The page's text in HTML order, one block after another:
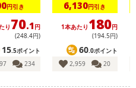
、凍らせるとシャリシャリ食感の
楽しめます。
円引き
り 70.1 円
(248.4円)
15.5ポイント
234
6,130円引き
1本あたり 180円
(194.5円)
60.0ポイント
2,959
20